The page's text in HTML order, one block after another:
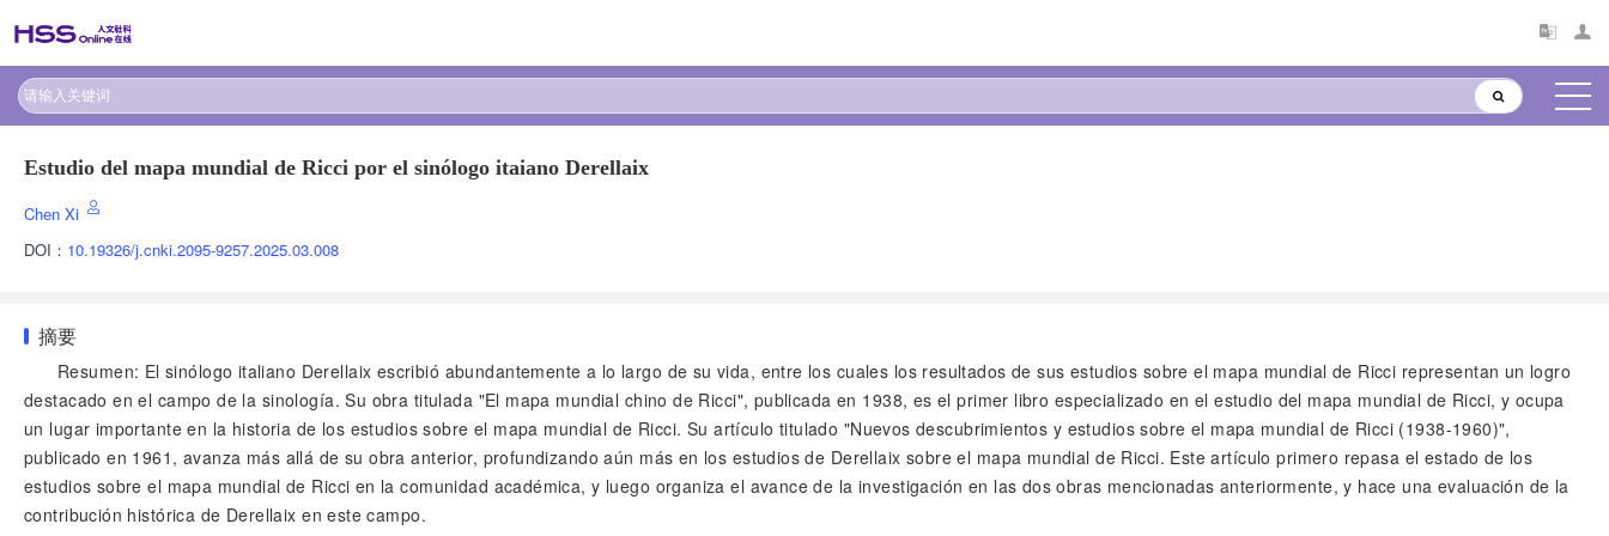
Estudio del mapa mundial de Ricci por el sinólogo itaiano Derellaix
Chen Xi
DOI： 10.19326/j.cnki.2095-9257.2025.03.008
摘要
Resumen: El sinólogo italiano Derellaix escribió abundantemente a lo largo de su vida, entre los cuales los resultados de sus estudios sobre el mapa mundial de Ricci representan un logro
destacado en el campo de la sinología. Su obra titulada "El mapa mundial chino de Ricci", publicada en 1938, es el primer libro especializado en el estudio del mapa mundial de Ricci, y ocupa
un lugar importante en la historia de los estudios sobre el mapa mundial de Ricci. Su artículo titulado "Nuevos descubrimientos y estudios sobre el mapa mundial de Ricci (1938-1960)",
publicado en 1961, avanza más allá de su obra anterior, profundizando aún más en los estudios de Derellaix sobre el mapa mundial de Ricci. Este artículo primero repasa el estado de los
estudios sobre el mapa mundial de Ricci en la comunidad académica, y luego organiza el avance de la investigación en las dos obras mencionadas anteriormente, y hace una evaluación de la
contribución histórica de Derellaix en este campo.